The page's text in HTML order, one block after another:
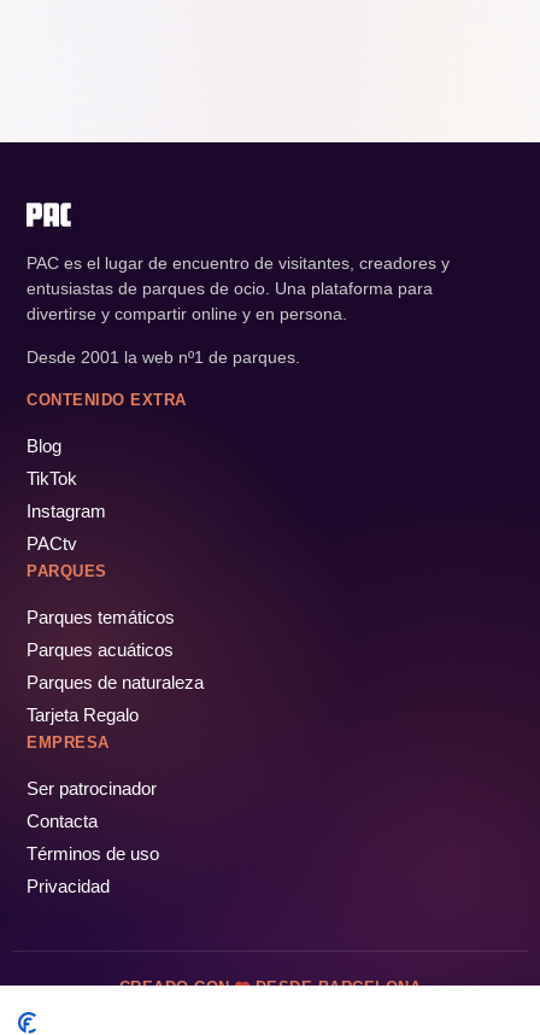
PAC es el lugar de encuentro de visitantes, creadores y
entusiastas de parques de ocio. Una plataforma para
divertirse y compartir online y en persona.
Desde 2001 la web nº1 de parques.
CONTENIDO EXTRA
Blog
TikTok
Instagram
PACtv
PARQUES
Parques temáticos
Parques acuáticos
Parques de naturaleza
Tarjeta Regalo
EMPRESA
Ser patrocinador
Contacta
Términos de uso
Privacidad
CREADO CON DESDE BARCELONA